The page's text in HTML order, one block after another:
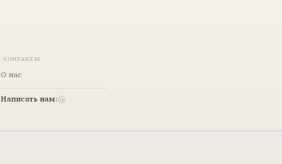
КОНТАКТЫ
О нас
Написать нам: